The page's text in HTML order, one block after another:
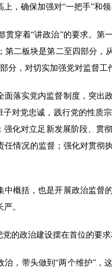
，确保加强对“一把手”和
着“讲政治”的要求。第
二板块是第二至四部分，
分，对切实加强党对监督工
落实党内监督制度，突出
子对党忠诚，践行党的性
强化对立足新发展阶段、
情况的监督；强化对贯彻
概括，也是开展政治监督
。
政治建设摆在首位的要求
带头做到“两个维护”，